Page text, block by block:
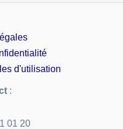
d'utilisation
:
01 20